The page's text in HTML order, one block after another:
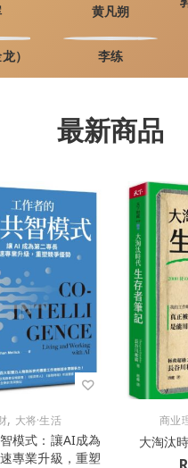
黄凡朔
） 李练
最新商品
, 大将·生活
模式：讓AI成為
專業升級，重塑
商业
大淘汰